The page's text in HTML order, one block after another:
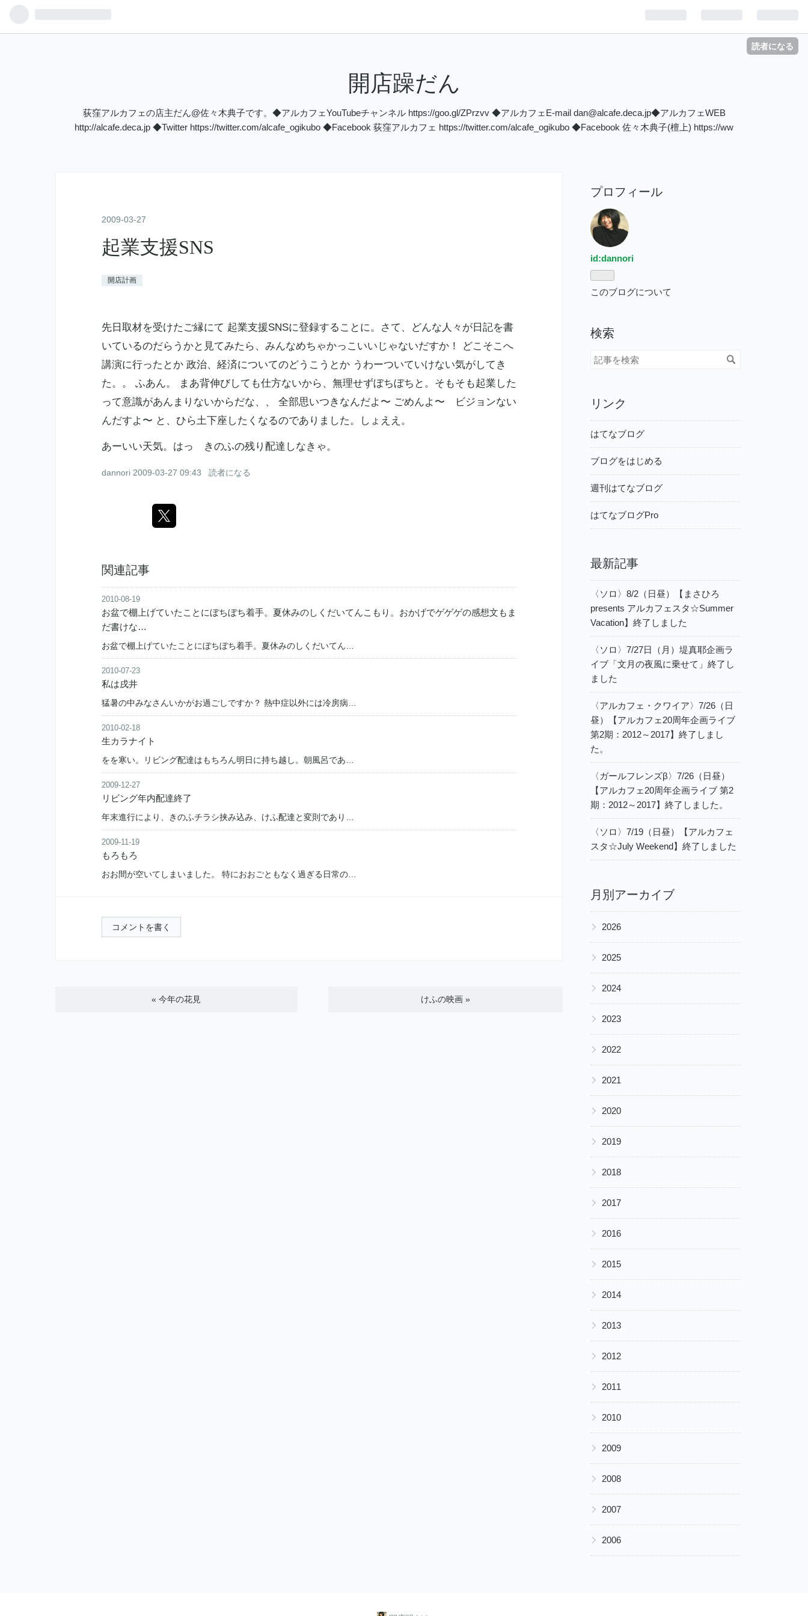
読者になる
開店躁だん
荻窪アルカフェの店主だん@佐々木典子です。◆アルカフェYouTubeチャンネル https://goo.gl/ZPrzvv ◆アルカフェE-mail dan@alcafe.deca.jp◆アルカフェWEB
http://alcafe.deca.jp ◆Twitter https://twitter.com/alcafe_ogikubo ◆Facebook 荻窪アルカフェ https://twitter.com/alcafe_ogikubo ◆Facebook 佐々木典子(檀上) https://ww
2009-03-27
起業支援SNS
開店計画
先日取材を受けたご縁にて 起業支援SNSに登録することに。さて、どんな人々が日記を書
いているのだらうかと見てみたら、みんなめちゃかっこいいじゃないだすか！ どこそこへ
講演に行ったとか 政治、経済についてのどうこうとか うわーついていけない気がしてき
た。。 ふあん。 まあ背伸びしても仕方ないから、無理せずぼちぼちと。そもそも起業した
って意識があんまりないからだな、、 全部思いつきなんだよ〜 ごめんよ〜 ビジョンない
んだすよ〜 と、ひら土下座したくなるのでありました。しょええ。
あーいい天気。はっ きのふの残り配達しなきゃ。
dannori 2009-03-27 09:43 読者になる
関連記事
2010-08-19
お盆で棚上げていたことにぼちぼち着手。夏休みのしくだいてんこもり。おかげでゲゲゲの感想文もま
だ書けな…
お盆で棚上げていたことにぼちぼち着手。夏休みのしくだいてん…
2010-07-23
私は戌井
猛暑の中みなさんいかがお過ごしですか？ 熱中症以外には冷房病…
2010-02-18
生カラナイト
をを寒い。リビング配達はもちろん明日に持ち越し。朝風呂であ…
2009-12-27
リビング年内配達終了
年末進行により、きのふチラシ挟み込み、けふ配達と変則であり…
2009-11-19
もろもろ
おお間が空いてしまいました。 特におおごともなく過ぎる日常の…
コメントを書く
«今年の花見 けふの映画 »
プロフィール
id:dannori
このブログについて
検索
リンク
はてなブログ
ブログをはじめる
週刊はてなブログ
はてなブログPro
最新記事
〈ソロ〉8/2（日昼）【まさひろ
presents アルカフェスタ☆Summer
Vacation】終了しました
〈ソロ〉7/27日（月）堤真耶企画ラ
イブ「文月の夜風に乗せて」終了し
ました
〈アルカフェ・クワイア〉7/26（日
昼）【アルカフェ20周年企画ライブ
第2期：2012～2017】終了しまし
た。
〈ガールフレンズβ〉7/26（日昼）
【アルカフェ20周年企画ライブ 第2
期：2012～2017】終了しました。
〈ソロ〉7/19（日昼）【アルカフェ
スタ☆July Weekend】終了しました
月別アーカイブ
▶ 2026
▶ 2025
▶ 2024
▶ 2023
▶ 2022
▶ 2021
▶ 2020
▶ 2019
▶ 2018
▶ 2017
▶ 2016
▶ 2015
▶ 2014
▶ 2013
▶ 2012
▶ 2011
▶ 2010
▶ 2009
▶ 2008
▶ 2007
▶ 2006